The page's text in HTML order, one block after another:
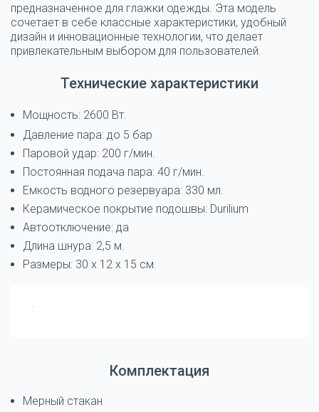
предназначенное для глажки одежды. Эта модель
сочетает в себе классные характеристики, удобный
дизайн и инновационные технологии, что делает
привлекательным выбором для пользователей.
Технические характеристики
Мощность: 2600 Вт.
Давление пара: до 5 бар
Паровой удар: 200 г/мин.
Постоянная подача пара: 40 г/мин.
Емкость водного резервуара: 330 мл.
Керамическое покрытие подошвы: Durilium
Автоотключение: да
Длина шнура: 2,5 м.
Размеры: 30 x 12 x 15 см.
Комплектация
Мерный стакан